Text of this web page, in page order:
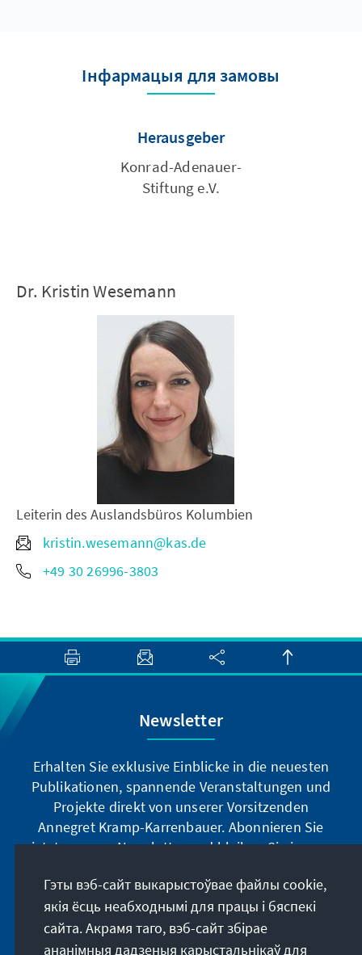
Інфармацыя для замовы
Herausgeber
Konrad-Adenauer-
Stiftung e.V.
Dr. Kristin Wesemann
Leiterin des Auslandsbüros Kolumbien
kristin.wesemann@kas.de
+49 30 26996-3803
Newsletter
Erhalten Sie exklusive Einblicke in die neuesten
Publikationen, spannende Veranstaltungen und
Projekte direkt von unserer Vorsitzenden
Annegret Kramp-Karrenbauer. Abonnieren Sie
jetzt unseren Newsletter und bleiben Sie immer
Jetzt abonnieren
Гэты вэб-сайт выкарыстоўвае файлы cookie,
якія ёсць неабходнымі для працы і бяспекі
сайта. Акрамя таго, вэб-сайт збірае
ананімныя дадзеныя карыстальнікаў для